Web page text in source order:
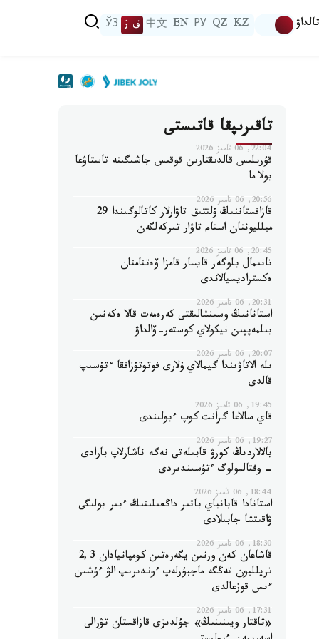
تالداۋ KZ
QZ
РУ
EN
中文 ق ز ЎЗ
تاقىرىپقا قاتىستى
22:04, 06 تامىز 2026
قۇرىلىس قالدىقتارىن قوقىس جاشىگىنە تاستاۋعا
بولا ما
20:56, 06 تامىز 2026
قازاقستاننىڭ ۇلتتىق تاۋارلار كاتالوگىندا 29
ميلليوننان استام تاۋار تىركەلگەن
20:45, 06 تامىز 2026
تانىمال بلوگەر قايسار قامزا ۆەتنامنان
ەكستراديسيالاندى
20:31, 06 تامىز 2026
استانانىڭ وسىنشالىقتى كەرەمەت قالا ەكەنىن
بىلمەپپىن نيكولاي كوستەر-ۆالداۋ
20:07, 06 تامىز 2026
ىلە الاتاۋىندا گيمالاي ۇلارى فوتوتۇزاققا ءتۇسىپ
قالدى
19:45, 06 تامىز 2026
قاي سالاعا گرانت كوپ ءبولىندى
19:27, 06 تامىز 2026
بالالاردىڭ كورۋ قابىلەتى نەگە ناشارلاپ بارادى
- وفتالمولوگ ءتۇسىندىردى
18:44, 06 تامىز 2026
استانادا قابانباي باتىر داڭعىلىنىڭ ءبىر بولىگى
ۋاقىتشا جابىلادى
18:30, 06 تامىز 2026
قاشاعان كەن ورنىن يگەرەتىن كومپانيادان 2,3
تريلليون تەڭگە ماجبۇرلەپ ءوندىرىپ الۋ ءۇشىن
ءىس قوزعالدى
17:31, 06 تامىز 2026
«تاقتار ويىنىنىڭ» جۇلدىزى قازاقستان تۋرالى